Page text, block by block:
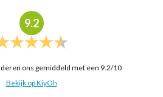
9.2
ons gemiddeld met een 9.2/10
Bekijk op KiyOh